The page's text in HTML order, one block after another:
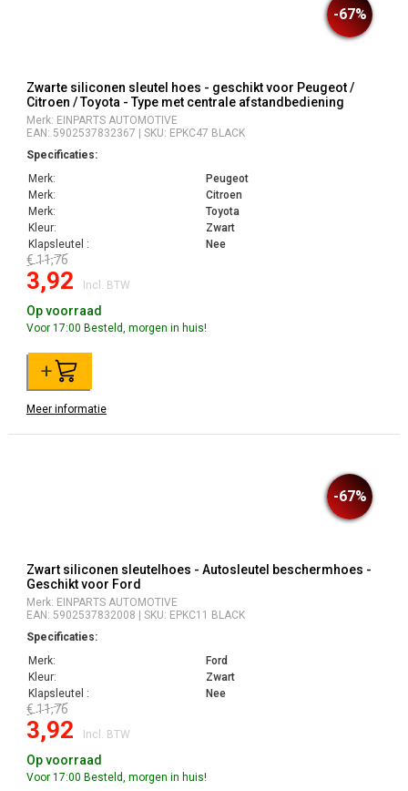
-67%
Zwarte siliconen sleutel hoes - geschikt voor Peugeot /
Citroen / Toyota - Type met centrale afstandbediening
Merk: EINPARTS AUTOMOTIVE
EAN: 5902537832367 | SKU: EPKC47 BLACK
Specificaties:
Merk:
Peugeot
Merk:
Citroen
Merk:
Toyota
Kleur:
Zwart
Klapsleutel :
Nee
€ 11,76
3,92 Incl. BTW
Op voorraad
Voor 17:00 Besteld, morgen in huis!
+
Meer informatie
-67%
Zwart siliconen sleutelhoes - Autosleutel beschermhoes -
Geschikt voor Ford
Merk: EINPARTS AUTOMOTIVE
EAN: 5902537832008 | SKU: EPKC11 BLACK
Specificaties:
Merk:
Ford
Kleur:
Zwart
Klapsleutel :
Nee
€ 11,76
3,92 Incl. BTW
Op voorraad
Voor 17:00 Besteld, morgen in huis!